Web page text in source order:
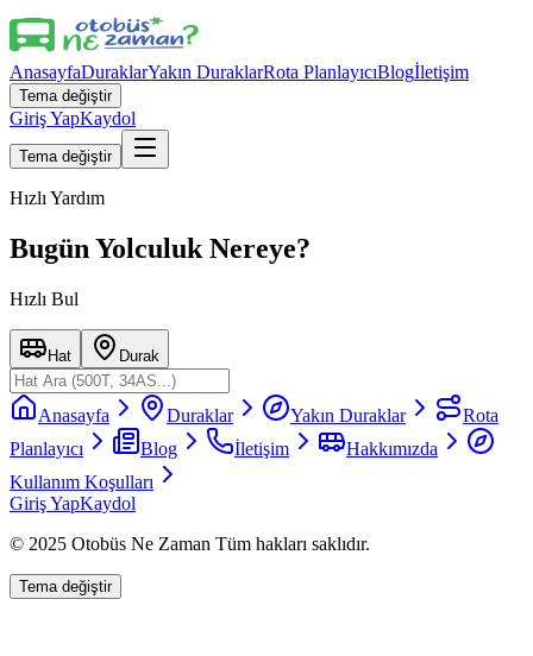
AnasayfaDuraklarYakın DuraklarRota PlanlayıcıBlogİletişim
Tema değiştir
Giriş YapKaydol
Tema değiştir
Hızlı Yardım
Bugün Yolculuk Nereye?
Hızlı Bul
Hat Durak
Anasayfa Duraklar Yakın Duraklar
Rota
Planlayıcı
Blog İletişim
Hakkımızda
Kullanım Koşulları
Giriş YapKaydol
© 2025 Otobüs Ne Zaman Tüm hakları saklıdır.
Tema değiştir